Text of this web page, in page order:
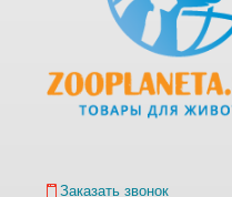
Заказать звонок